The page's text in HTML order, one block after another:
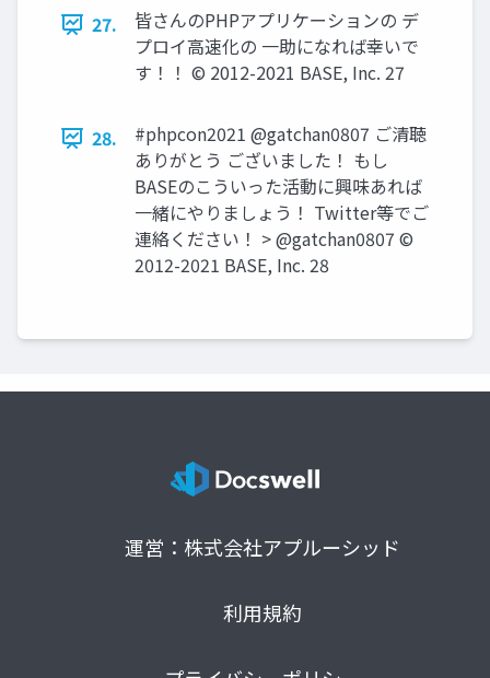
27.
皆さんのPHPアプリケーションの デ
プロイ高速化の 一助になれば幸いで
す！！ © 2012-2021 BASE, Inc. 27
28.
#phpcon2021 @gatchan0807 ご清聴
ありがとう ございました！ もし
BASEのこういった活動に興味あれば
一緒にやりましょう！ Twitter等でご
連絡ください！ > @gatchan0807 ©
2012-2021 BASE, Inc. 28
運営：株式会社アプルーシッド
利用規約